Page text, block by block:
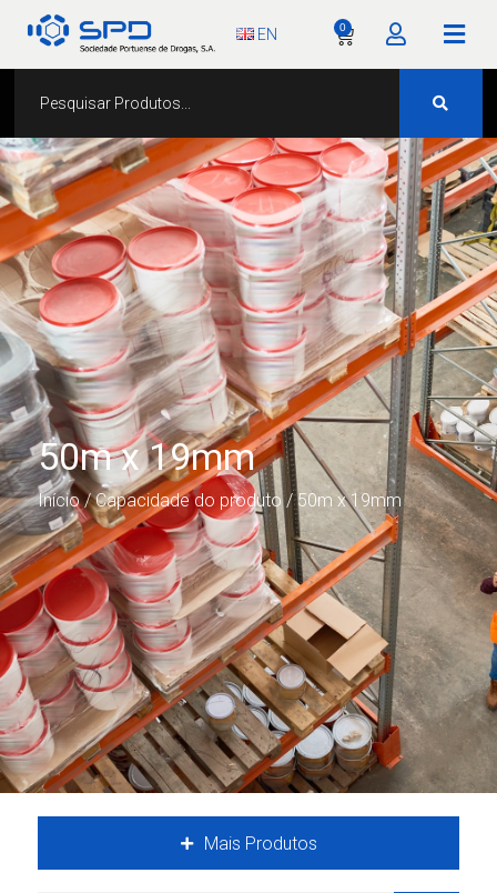
EN 0
50m x 19mm
Início/ Capacidade do produto / 50m x 19mm
Mais Produtos